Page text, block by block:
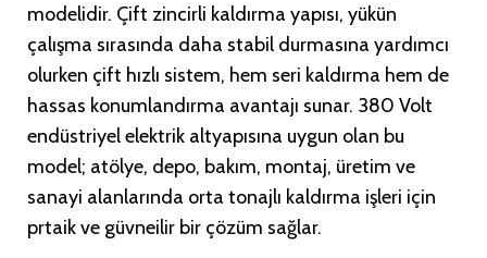
modelidir. Çift zincirli kaldırma yapısı, yükün
çalışma sırasında daha stabil durmasına yardımcı
olurken çift hızlı sistem, hem seri kaldırma hem de
hassas konumlandırma avantajı sunar. 380 Volt
endüstriyel elektrik altyapısına uygun olan bu
model; atölye, depo, bakım, montaj, üretim ve
sanayi alanlarında orta tonajlı kaldırma işleri için
prtaik ve güvneilir bir çözüm sağlar.